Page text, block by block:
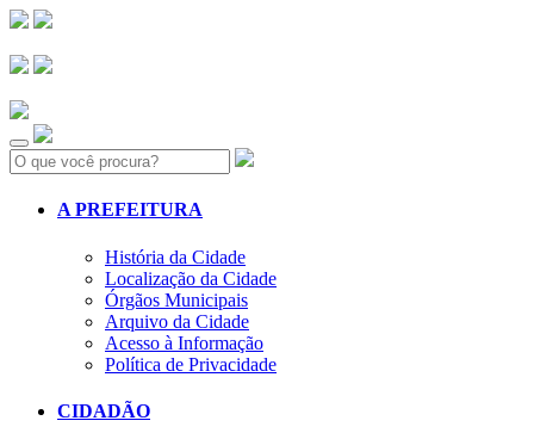
Search:
A PREFEITURA
História da Cidade
Localização da Cidade
Órgãos Municipais
Arquivo da Cidade
Acesso à Informação
Política de Privacidade
CIDADÃO